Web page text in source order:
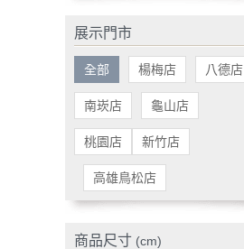
展示門市
全部 楊梅店 八德店
南崁店 龜山店
桃園店 新竹店
高雄鳥松店
商品尺寸 (cm)